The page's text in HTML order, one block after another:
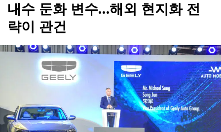
내수 둔화 변수…해외 현지화 전
략이 관건